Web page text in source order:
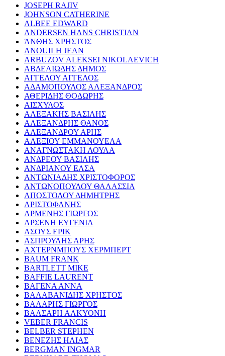
JOSEPH RAJIV
JOHNSON CATHERINE
ALBEE EDWARD
ANDERSEN HANS CHRISTIAN
ΆΝΘΗΣ ΧΡΗΣΤΟΣ
ANOUILH JEAN
ARBUZOV ALEKSEI NIKOLAEVICH
ΑΒΔΕΛΙΩΔΗΣ ΔΗΜΟΣ
ΑΓΓΕΛΟΥ ΑΓΓΕΛΟΣ
ΑΔΑΜΟΠΟΥΛΟΣ ΑΛΕΞΑΝΔΡΟΣ
ΑΘΕΡΙΔΗΣ ΘΟΔΩΡΗΣ
ΑΙΣΧΥΛΟΣ
ΑΛΕΞΑΚΗΣ ΒΑΣΙΛΗΣ
ΑΛΕΞΑΝΔΡΗΣ ΘΑΝΟΣ
ΑΛΕΞΑΝΔΡΟΥ ΑΡΗΣ
ΑΛΕΞΙΟΥ ΕΜΜΑΝΟΥΕΛΑ
ΑΝΑΓΝΩΣΤΑΚΗ ΛΟΥΛΑ
ΑΝΔΡΕΟΥ ΒΑΣΙΛΗΣ
ΑΝΔΡΙΑΝΟΥ ΕΛΣΑ
ΑΝΤΩΝΙΑΔΗΣ ΧΡΙΣΤΟΦΟΡΟΣ
ΑΝΤΩΝΟΠΟΥΛΟΥ ΘΑΛΑΣΣΙΑ
ΑΠΟΣΤΟΛΟΥ ΔΗΜΗΤΡΗΣ
ΑΡΙΣΤΟΦΑΝΗΣ
ΑΡΜΕΝΗΣ ΓΙΩΡΓΟΣ
ΑΡΣΕΝΗ ΕΥΓΕΝΙΑ
ΑΣΟΥΣ ΕΡΙΚ
ΑΣΠΡΟΥΛΗΣ ΑΡΗΣ
ΑΧΤΕΡΝΜΠΟΥΣ ΧΕΡΜΠΕΡΤ
BAUM FRANK
BARTLETT MIKE
BAFFIE LAURENT
ΒΑΓΕΝΑ ΑΝΝΑ
ΒΑΛΑΒΑΝΙΔΗΣ ΧΡΗΣΤΟΣ
ΒΑΛΑΡΗΣ ΓΙΩΡΓΟΣ
ΒΑΛΣΑΡΗ ΑΛΚΥΟΝΗ
VEBER FRANCIS
BELBER STEPHEN
ΒΕΝΕΖΗΣ ΗΛΙΑΣ
BERGMAN INGMAR